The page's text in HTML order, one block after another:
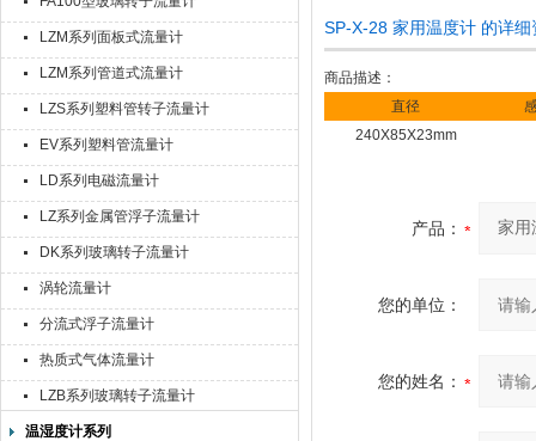
LZM系列面板式流量计
LZM系列管道式流量计
LZS系列塑料管转子流量计
EV系列塑料管流量计
LD系列电磁流量计
LZ系列金属管浮子流量计
DK系列玻璃转子流量计
涡轮流量计
分流式浮子流量计
热质式气体流量计
LZB系列玻璃转子流量计
温湿度计系列
SP-X-28 家用温度计 的详细
商品描述：
直径
240X85X23mm
产品：
您的单位：
您的姓名：